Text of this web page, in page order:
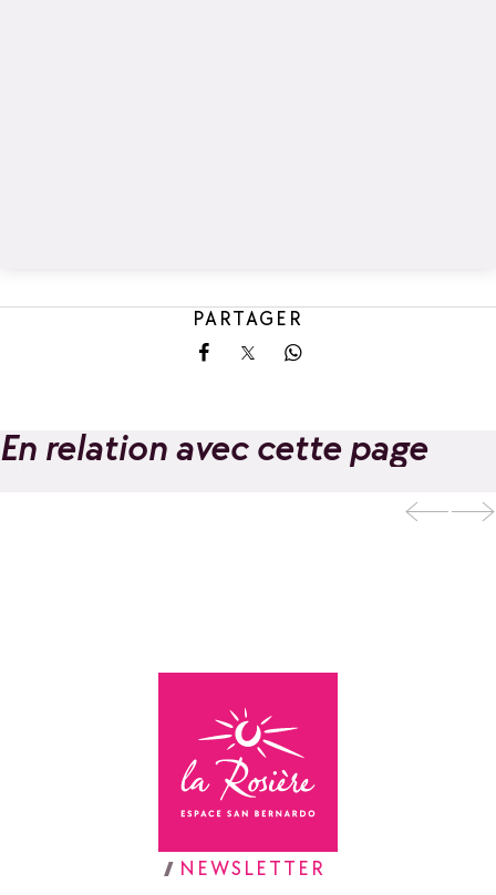
PARTAGER
Partager sur Facebook
Partager sur X
Partager sur
En relation avec cette page
Retour à la page d'accueil
NEWSLETTER